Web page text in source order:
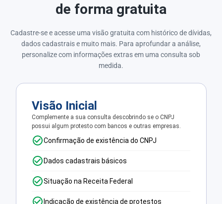
de forma gratuita
Cadastre-se e acesse uma visão gratuita com histórico de dívidas,
dados cadastrais e muito mais. Para aprofundar a análise,
personalize com informações extras em uma consulta sob
medida.
Visão Inicial
Complemente a sua consulta descobrindo se o CNPJ
possui algum protesto com bancos e outras empresas.
Confirmação de existência do CNPJ
Dados cadastrais básicos
Situação na Receita Federal
Indicação de existência de protestos